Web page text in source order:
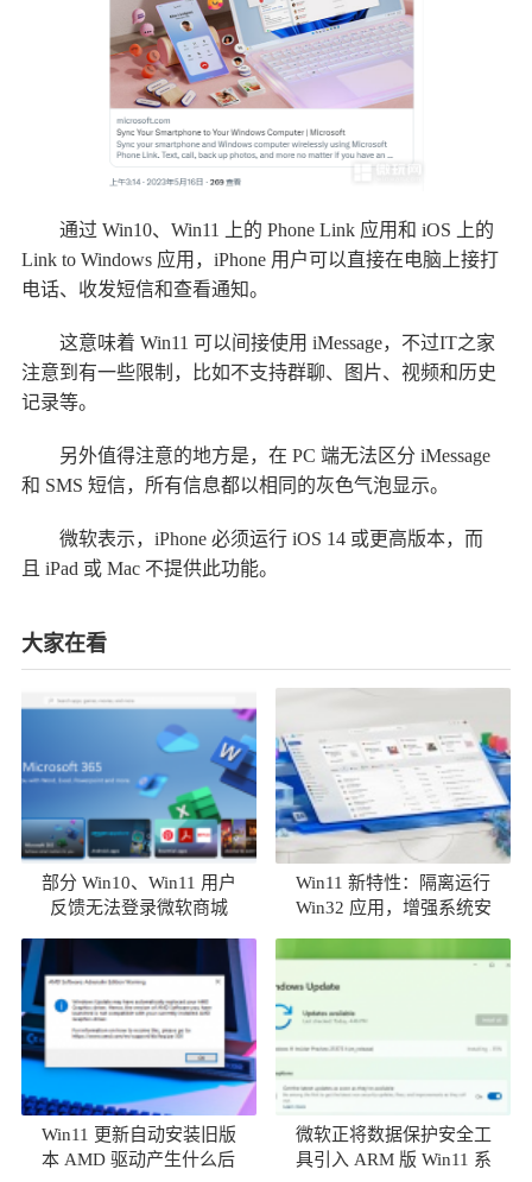
通过 Win10、Win11 上的 Phone Link 应用和 iOS 上的
Link to Windows 应用，iPhone 用户可以直接在电脑上接打
电话、收发短信和查看通知。
这意味着 Win11 可以间接使用 iMessage，不过IT之家
注意到有一些限制，比如不支持群聊、图片、视频和历史
记录等。
另外值得注意的地方是，在 PC 端无法区分 iMessage
和 SMS 短信，所有信息都以相同的灰色气泡显示。
微软表示，iPhone 必须运行 iOS 14 或更高版本，而
且 iPad 或 Mac 不提供此功能。
大家在看
部分 Win10、Win11 用户
反馈无法登录微软商城
Win11 新特性：隔离运行
Win32 应用，增强系统安
Win11 更新自动安装旧版
本 AMD 驱动产生什么后
微软正将数据保护安全工
具引入 ARM 版 Win11 系